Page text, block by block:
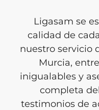
Ligasam se
calidad de
nuestro servicio
Murcia,
inigualables y
completa
testimonios de